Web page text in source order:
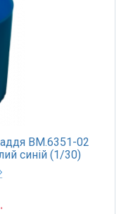
BM.6351-02
синій (1/30)